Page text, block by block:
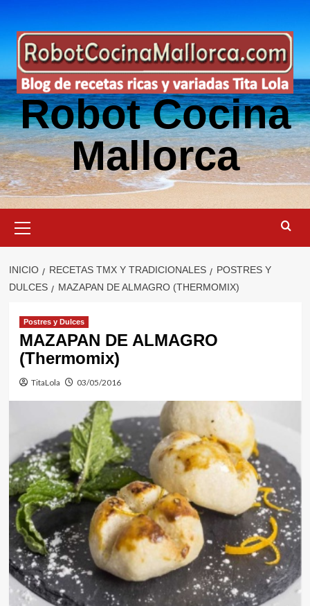
contenido
Robot Cocina
Mallorca
primario
INICIO RECETAS TMX Y TRADICIONALES
POSTRES Y
DULCES
MAZAPAN DE ALMAGRO (THERMOMIX)
Postres y Dulces
MAZAPAN DE ALMAGRO
(Thermomix)
TitaLola 03/05/2016